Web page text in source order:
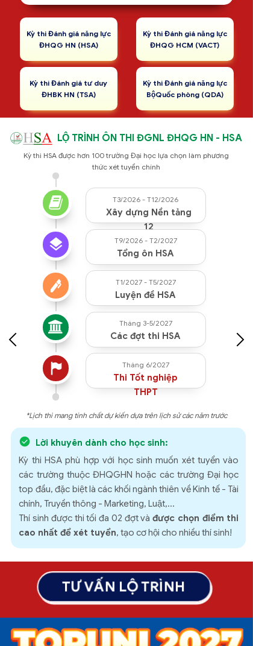
LỘ TRÌNH ÔN THI ĐGNL ĐHQG HN - HSA
Kỳ thi HSA được hơn 100 trường Đại học lựa chọn làm phương
thức xét tuyển chính
*Lịch thi mang tính chất dự kiến dựa trên lịch sử các năm trước
Kỳ thi HSA phù hợp với học sinh muốn xét tuyển vào
các trường thuộc ĐHQGHN hoặc các trường Đại học
top đầu, đặc biệt là các khối ngành thiên về Kinh tế - Tài
chính, Truyền thông - Marketing, Luật,...
Thí sinh được thi tối đa 02 đợt vàđược chọn điểm thi
cao nhất để xét tuyển, tạo cơ hội cho nhiều thí sinh!
Lời khuyên dành cho học sinh:
T3/2026 - T12/2026
Xây dựng Nền tảng
12
T9/2026 - T2/2027
Tổng ôn HSA
T1/2027 - T5/2027
Luyện đề HSA
Tháng 3-5/2027
Các đợt thi HSA
Tháng 6/2027
Thi Tốt nghiệp
THPT
TƯ VẤN LỘ TRÌNH
Kỳ thi Đánh giá năng lực
ĐHQG HN (HSA)
Kỳ thi Đánh giá năng lực
ĐHQG HCM (VACT)
Kỳ thi Đánh giá tư duy
ĐHBK HN (TSA)
Kỳ thi Đánh giá năng lực
BộQuốc phòng (QDA)